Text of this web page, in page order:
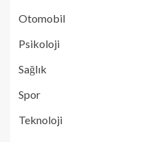
Otomobil
Psikoloji
Sağlık
Spor
Teknoloji